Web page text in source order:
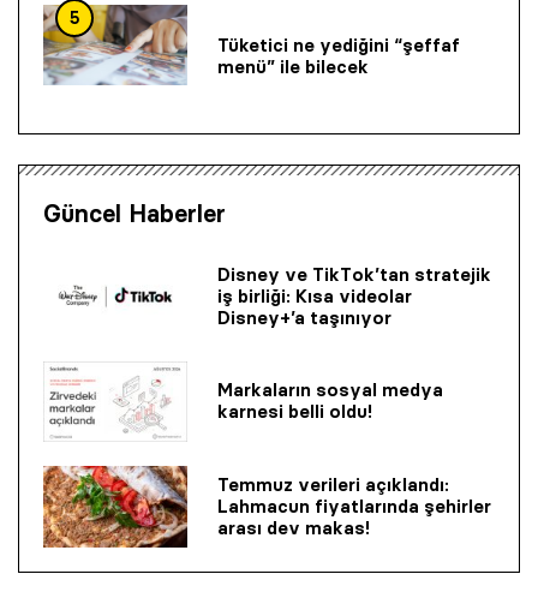
5
Tüketici ne yediğini “şeffaf
menü” ile bilecek
Güncel Haberler
Disney ve TikTok’tan stratejik
iş birliği: Kısa videolar
Disney+’a taşınıyor
Markaların sosyal medya
karnesi belli oldu!
Temmuz verileri açıklandı:
Lahmacun fiyatlarında şehirler
arası dev makas!